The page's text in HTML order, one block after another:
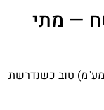
— מתי
לחודש + מע"מ) טוב כשנדרשת